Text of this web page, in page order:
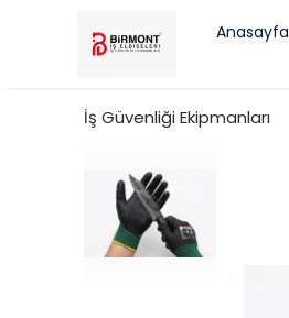
Anasayfa
İş Güvenliği Ekipmanları